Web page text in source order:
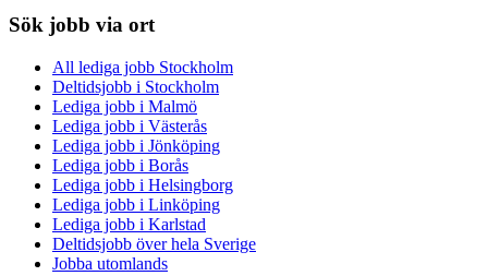
Sök jobb via ort
All lediga jobb Stockholm
Deltidsjobb i Stockholm
Lediga jobb i Malmö
Lediga jobb i Västerås
Lediga jobb i Jönköping
Lediga jobb i Borås
Lediga jobb i Helsingborg
Lediga jobb i Linköping
Lediga jobb i Karlstad
Deltidsjobb över hela Sverige
Jobba utomlands